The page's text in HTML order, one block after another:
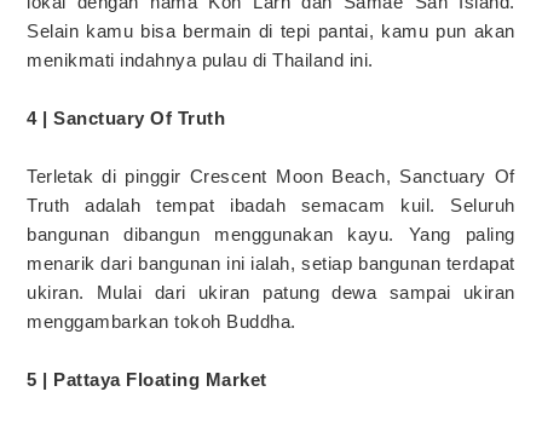
Selain kamu bisa bermain di tepi pantai, kamu pun akan
menikmati indahnya pulau di Thailand ini.
4 | Sanctuary Of Truth
Terletak di pinggir Crescent Moon Beach, Sanctuary Of
Truth adalah tempat ibadah semacam kuil. Seluruh
bangunan dibangun menggunakan kayu. Yang paling
menarik dari bangunan ini ialah, setiap bangunan terdapat
ukiran. Mulai dari ukiran patung dewa sampai ukiran
menggambarkan tokoh Buddha.
5 | Pattaya Floating Market